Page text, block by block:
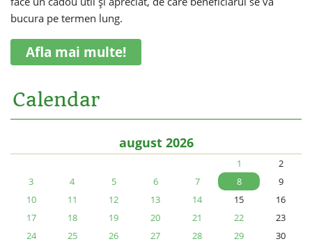
bucura pe termen lung.
Afla mai multe!
Calendar
august 2026
1
2
3
4 5 6 7 8
9
10
11 12 13 14 15
16
17
18 19 20 21 22
23
24
25 26 27 28 29
30